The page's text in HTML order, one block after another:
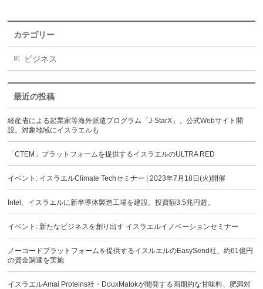
カテゴリー
ビジネス
最近の投稿
経産省による起業家等海外派遣プログラム「J-StarX」、公式Webサイト開
設。対象地域にイスラエルも
「CTEM」プラットフォームを提供するイスラエルのULTRA RED
イベント: イスラエルClimate Techセミナー | 2023年7月18日(火)開催
Intel、イスラエルに新半導体製造工場を建設。投資額3.5兆円超。
イベント: 新たなビジネスを創り出す イスラエルイノベーションセミナー
ノーコードプラットフォームを提供するイスルエルのEasySend社、約61億円
の資金調達を実施
イスラエルAmai Proteins社・DouxMatokが開発する画期的な甘味料、肥満対